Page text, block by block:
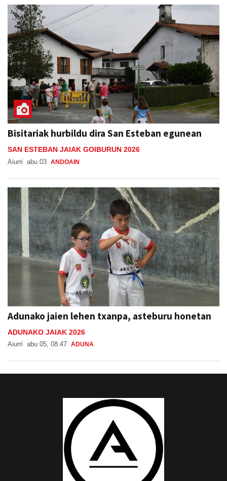
Bisitariak hurbildu dira San Esteban egunean
SAN ESTEBAN JAIAK GOIBURUN 2026
Aiurri abu 03 ANDOAIN
Adunako jaien lehen txanpa, asteburu honetan
ADUNAKO JAIAK 2026
Aiurri abu 05, 08:47 ADUNA